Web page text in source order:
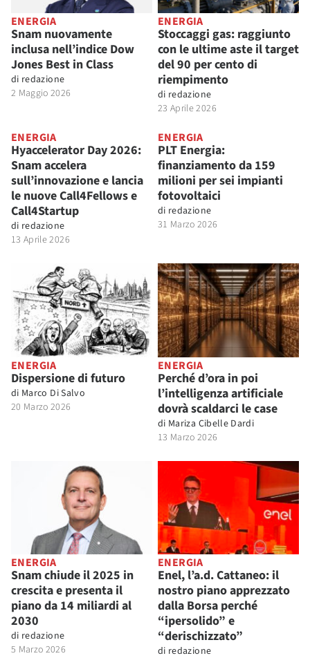
ENERGIA
Snam nuovamente
inclusa nell’indice Dow
Jones Best in Class
di redazione
2 Maggio 2026
ENERGIA
Stoccaggi gas: raggiunto
con le ultime aste il target
del 90 per cento di
riempimento
di redazione
23 Aprile 2026
ENERGIA
Hyaccelerator Day 2026:
Snam accelera
sull’innovazione e lancia
le nuove Call4Fellows e
Call4Startup
di redazione
13 Aprile 2026
ENERGIA
PLT Energia:
finanziamento da 159
milioni per sei impianti
fotovoltaici
di redazione
31 Marzo 2026
ENERGIA
Dispersione di futuro
di Marco Di Salvo
20 Marzo 2026
ENERGIA
Perché d’ora in poi
l’intelligenza artificiale
dovrà scaldarci le case
di Mariza Cibelle Dardi
13 Marzo 2026
ENERGIA
Snam chiude il 2025 in
crescita e presenta il
piano da 14 miliardi al
2030
di redazione
5 Marzo 2026
ENERGIA
Enel, l’a.d. Cattaneo: il
nostro piano apprezzato
dalla Borsa perché
“ipersolido” e
“derischizzato”
di redazione